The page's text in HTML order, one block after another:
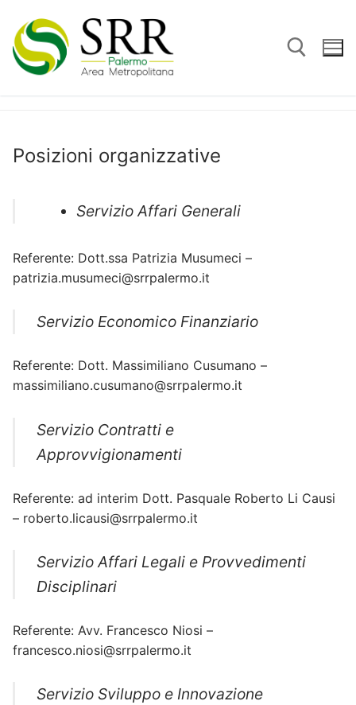
contenuto
Posizioni organizzative
Servizio Affari Generali
Referente: Dott.ssa Patrizia Musumeci –
patrizia.musumeci@srrpalermo.it
Servizio Economico Finanziario
Referente: Dott. Massimiliano Cusumano –
massimiliano.cusumano@srrpalermo.it
Servizio Contratti e
Approvvigionamenti
Referente: ad interim Dott. Pasquale Roberto Li Causi
– roberto.licausi@srrpalermo.it
Servizio Affari Legali e Provvedimenti
Disciplinari
Referente: Avv. Francesco Niosi –
francesco.niosi@srrpalermo.it
Servizio Sviluppo e Innovazione